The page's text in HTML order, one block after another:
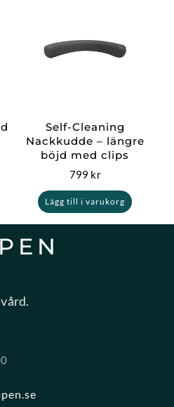
Self-Cleaning
Nackkudde – längre
böjd med clips
799 kr
Lägg till i varukorg